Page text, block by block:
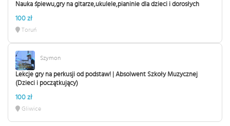
Nauka śpiewu,gry na gitarze,ukulele,pianinie dla dzieci i dorosłych
100 zł
Toruń
Szymon
Lekcje gry na perkusji od podstaw! | Absolwent Szkoły Muzycznej
(Dzieci i początkujący)
100 zł
Gliwice